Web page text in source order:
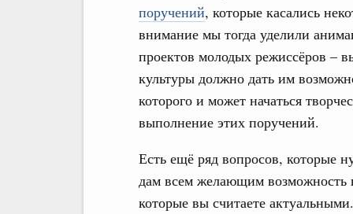
поручений, которые касались
внимание мы тогда уделили
проектов молодых режиссёров –
культуры должно дать им
которого и может начаться
выполнение этих поручений.
Есть ещё ряд вопросов, которые
дам всем желающим возможность
которые вы считаете